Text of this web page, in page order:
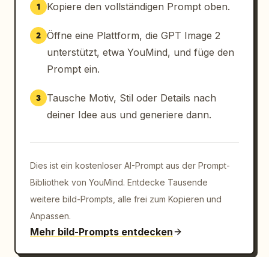
1 Kopiere den vollständigen Prompt oben.
2 Öffne eine Plattform, die GPT Image 2
unterstützt, etwa YouMind, und füge den
Prompt ein.
3
Tausche Motiv, Stil oder Details nach
deiner Idee aus und generiere dann.
Dies ist ein kostenloser AI-Prompt aus der Prompt-
Bibliothek von YouMind. Entdecke Tausende
weitere bild-Prompts, alle frei zum Kopieren und
Anpassen.
Mehr bild-Prompts entdecken